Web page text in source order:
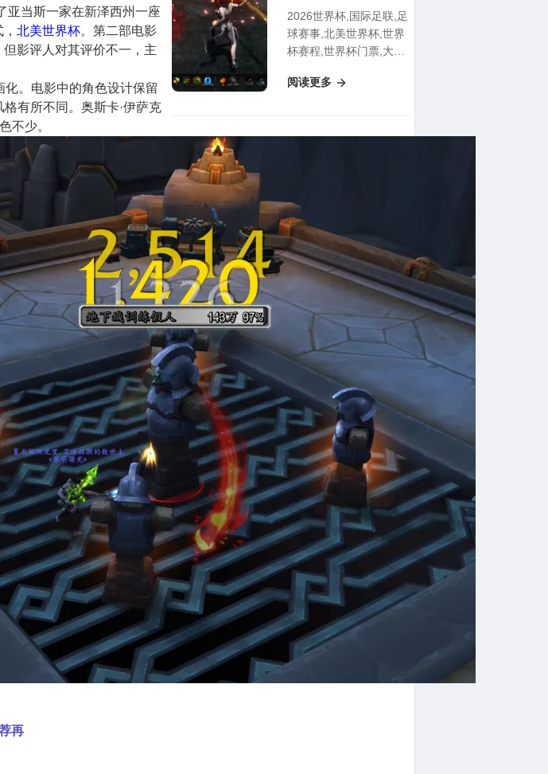
亚当斯一家在新泽西州一座
北美世界杯。第二部电影
影评人对其评价不一，主
化。电影中的角色设计保留
有所不同。奥斯卡·伊萨克
不少。
再
2026世界杯,国际足联,足
球赛事,北美世界杯,世界
杯赛程,世界杯门票,大乐
荐：前区十码木偶位置与
阅读更多